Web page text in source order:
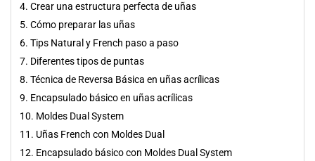
4. Crear una estructura perfecta de uñas
5. Cómo preparar las uñas
6. Tips Natural y French paso a paso
7. Diferentes tipos de puntas
8. Técnica de Reversa Básica en uñas acrílicas
9. Encapsulado básico en uñas acrílicas
10. Moldes Dual System
11. Uñas French con Moldes Dual
12. Encapsulado básico con Moldes Dual System